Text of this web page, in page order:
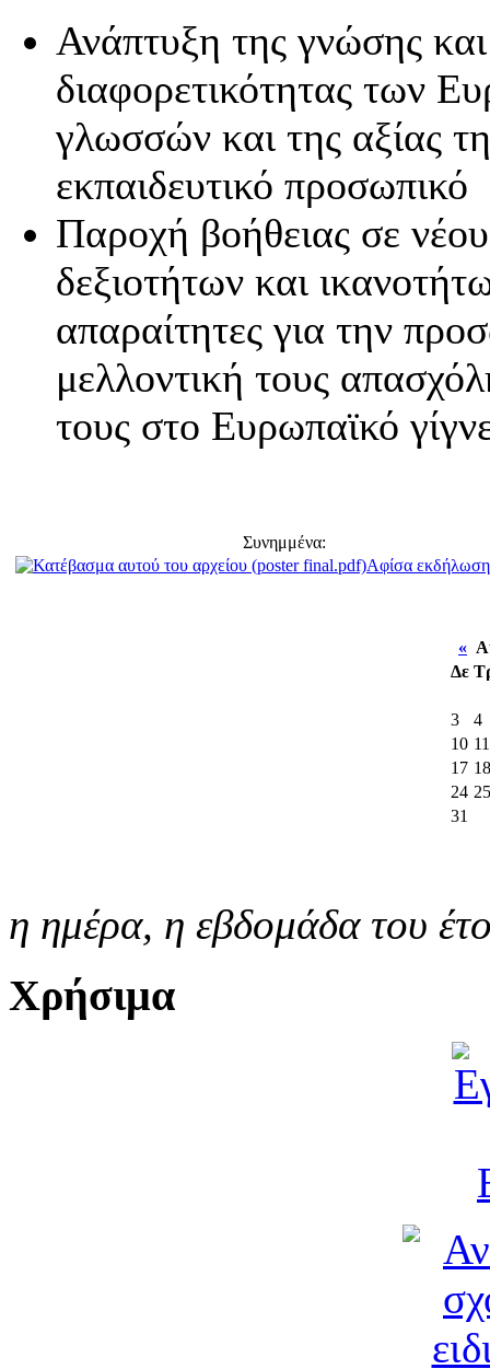
Ανάπτυξη της γνώσης
διαφορετικότητας των
γλωσσών και της αξίας
εκπαιδευτικό προσωπικό
Παροχή βοήθειας σε
δεξιοτήτων και
απαραίτητες για την
μελλοντική τους
τους στο Ευρωπαϊκό
Συνημμένα:
Αφίσα
«
Δε
3
4
10 11
17 18
24 25
31
η ημέρα, η εβδομάδα του
Χρήσιμα